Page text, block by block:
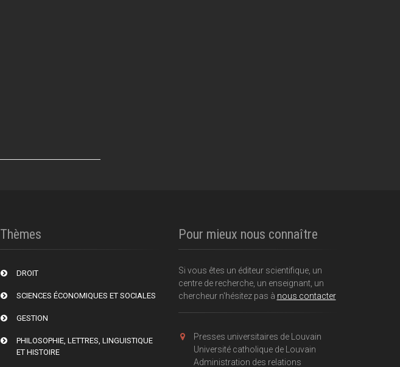
Thèmes
DROIT
SCIENCES ÉCONOMIQUES ET SOCIALES
GESTION
PHILOSOPHIE, LETTRES, LINGUISTIQUE
ET HISTOIRE
Pour mieux nous connaître
Si vous êtes un éditeur scientifique, un
centre de recherche, un enseignant, un
chercheur n'hésitez pas à nous contacter
Presses universitaires de Louvain
Université catholique de Louvain
Administration des relations